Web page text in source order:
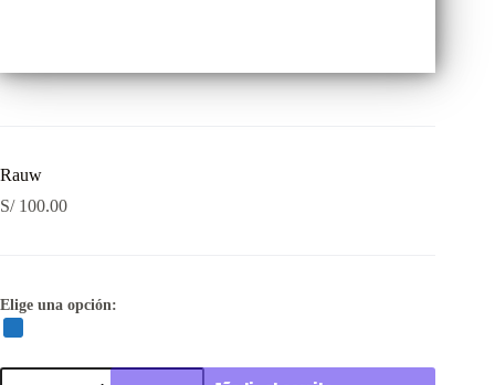
Rauw
S/100.00
Elige una opción:
Rauw